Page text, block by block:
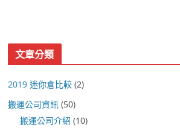
文章分類
2019 迷你倉比較 (2)
搬運公司資訊 (50)
搬運公司介紹 (10)